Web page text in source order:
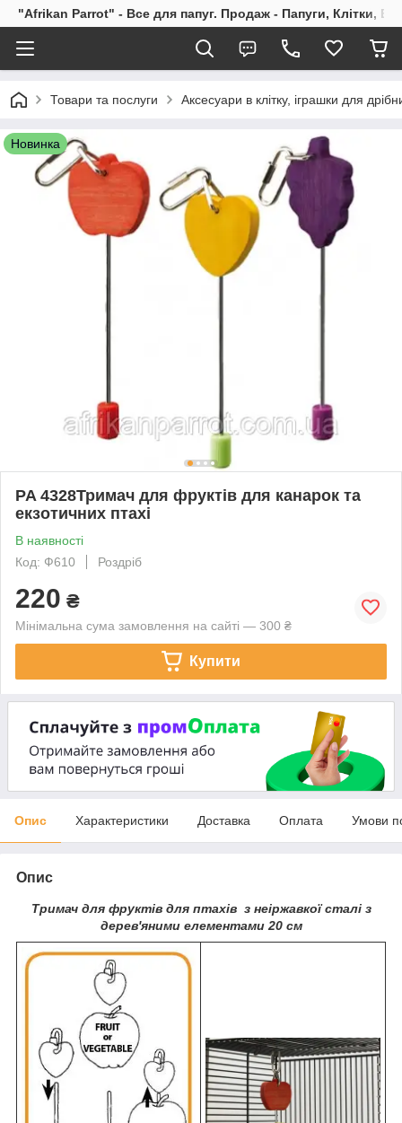
"Afrikan Parrot" - Все для папуг. Продаж - Папуги, Клітки,
Товари та послуги Аксесуари в клітку, іграшки для
Новинка
PA 4328Тримач для фруктів для канарок та
екзотичних птахі
В наявності
Код: Ф610
Роздріб
220 ₴
Мінімальна сума замовлення на сайті — 300 ₴
Купити
Опис Характеристики Доставка Оплата Умови
Опис
Тримач для фруктів для птахів з неіржавкої сталі з
дерев'яними елементами 20 см